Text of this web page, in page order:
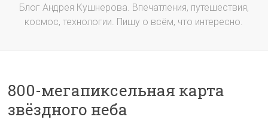
Блог Андрея Кушнерова. Впечатления, путешествия,
космос, технологии. Пишу о всём, что интересно.
800-мегапиксельная карта
звёздного неба